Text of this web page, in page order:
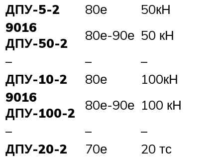
ДПУ-5-2
80е
50кН
9016
ДПУ-50-2
80е-90е 50 кН
–
–
–
ДПУ-10-2
80е
100кН
9016
ДПУ-100-2
80е-90е 100 кН
–
–
–
ДПУ-20-2
70е 20 тс